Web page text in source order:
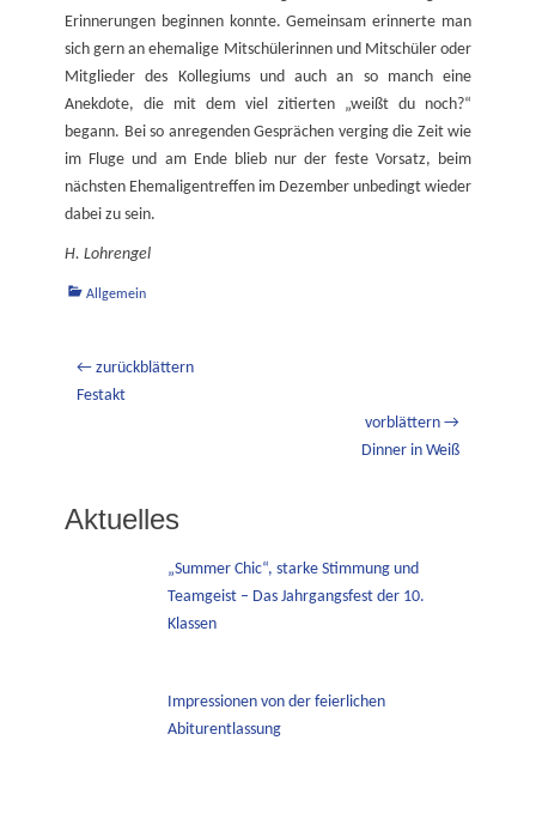
Erinnerungen beginnen konnte. Gemeinsam erinnerte man
sich gern an ehemalige Mitschülerinnen und Mitschüler oder
Mitglieder des Kollegiums und auch an so manch eine
Anekdote, die mit dem viel zitierten „weißt du noch?“
begann. Bei so anregenden Gesprächen verging die Zeit wie
im Fluge und am Ende blieb nur der feste Vorsatz, beim
nächsten Ehemaligentreffen im Dezember unbedingt wieder
dabei zu sein.
H. Lohrengel
Kategorien
Allgemein
Beitragsnavigation
← zurückblättern
Vorheriger
Festakt
vorblättern →
Dinner in Weiß
Aktuelles
„Summer Chic“, starke Stimmung und
Teamgeist – Das Jahrgangsfest der 10.
Klassen
Impressionen von der feierlichen
Abiturentlassung